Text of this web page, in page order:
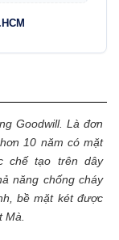
Goodwill. Là đơn
10 năm có mặt
chế tạo trên dây
năng chống cháy
bề mặt két được